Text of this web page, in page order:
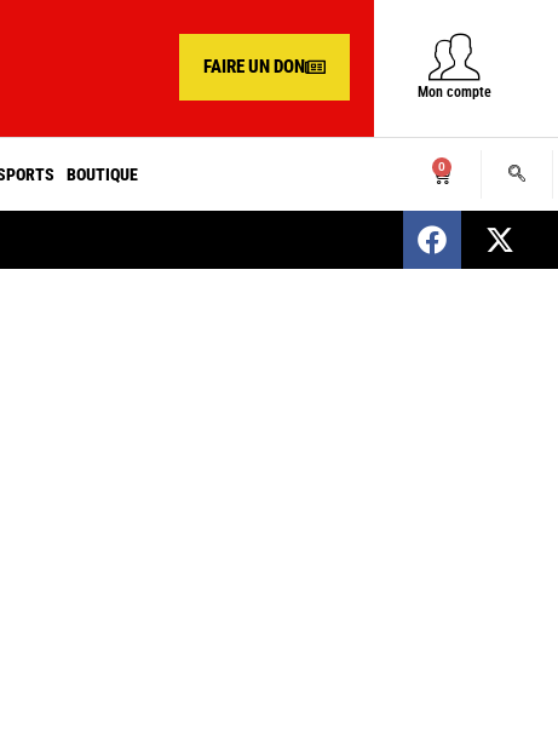
FAIRE UN DON
Mon compte
BOUTIQUE 0
SENEGAL : Nomination d’un nouveau